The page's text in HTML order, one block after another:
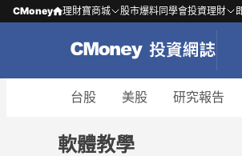
CMoney 理財寶商城 股市爆料同學會投資理財
台股 美股 研究報告
軟體教學